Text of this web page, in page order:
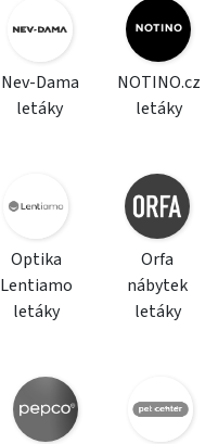
Nev-Dama
letáky
NOTINO.cz
letáky
Optika
Lentiamo
letáky
Orfa
nábytek
letáky